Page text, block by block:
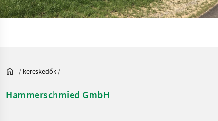
/ kereskedők /
Hammerschmied GmbH